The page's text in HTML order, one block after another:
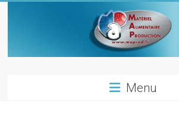
alimentaire Menu